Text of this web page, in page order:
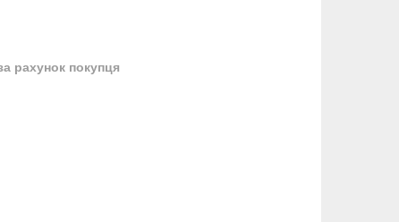
рахунок покупця